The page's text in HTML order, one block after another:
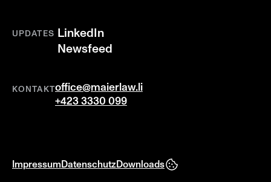
UPDATES
LinkedIn
Newsfeed
KONTAKToffice@maierlaw.li
+423 3330 099
Impressum DatenschutzDownloads